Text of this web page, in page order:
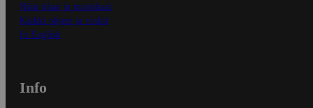
Näin tilaat ja muokkaat
Kaikki ohjeet ja vinkit
In English
Info